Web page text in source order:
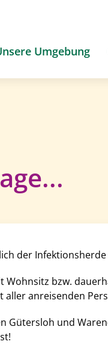
Umgebung
der
Wohnsitz bzw.
anreisenden
und